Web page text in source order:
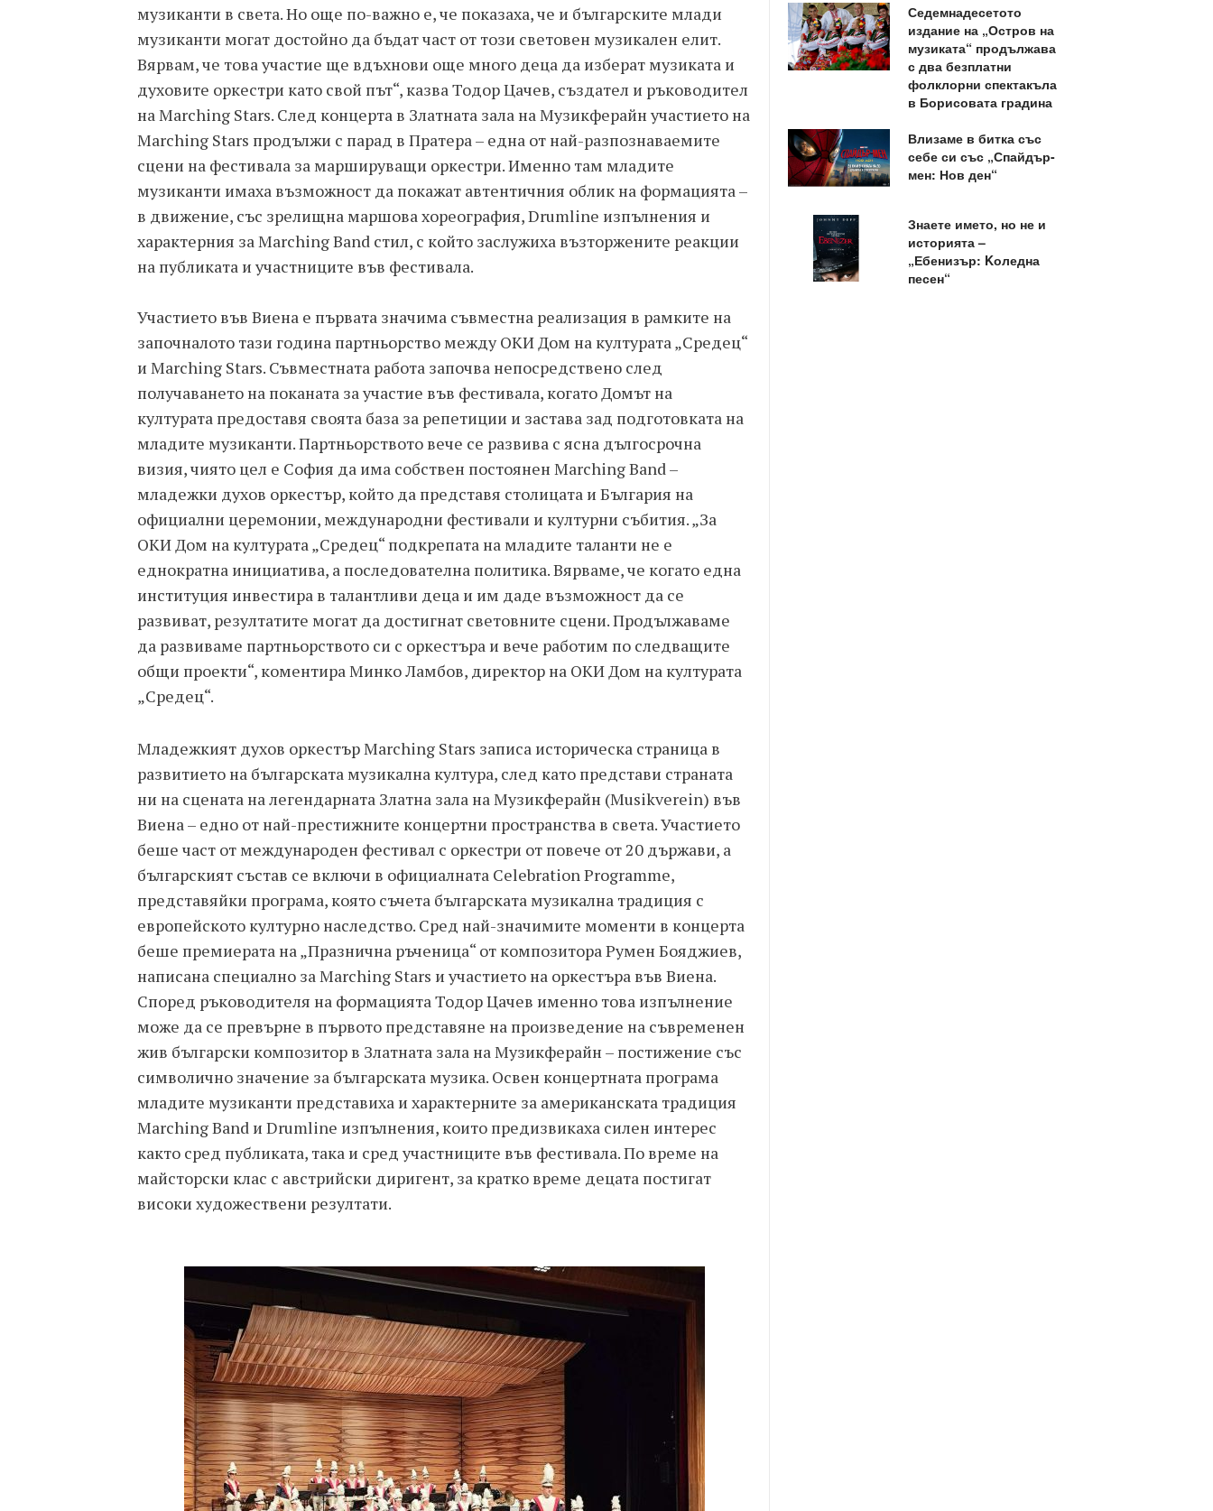
музиканти в света. Но още по-важно е, че показаха, че и българските млади
музиканти могат достойно да бъдат част от този световен музикален елит.
Вярвам, че това участие ще вдъхнови още много деца да изберат музиката и
духовите оркестри като свой път“, казва Тодор Цачев, създател и ръководител
на Marching Stars. След концерта в Златната зала на Музикферайн участието на
Marching Stars продължи с парад в Пратера – една от най-разпознаваемите
сцени на фестивала за маршируващи оркестри. Именно там младите
музиканти имаха възможност да покажат автентичния облик на формацията –
в движение, със зрелищна маршова хореография, Drumline изпълнения и
характерния за Marching Band стил, с който заслужиха възторжените реакции
на публиката и участниците във фестивала.
Участието във Виена е първата значима съвместна реализация в рамките на
започналото тази година партньорство между ОКИ Дом на културата „Средец“
и Marching Stars. Съвместната работа започва непосредствено след
получаването на поканата за участие във фестивала, когато Домът на
културата предоставя своята база за репетиции и застава зад подготовката на
младите музиканти. Партньорството вече се развива с ясна дългосрочна
визия, чиято цел е София да има собствен постоянен Marching Band –
младежки духов оркестър, който да представя столицата и България на
официални церемонии, международни фестивали и културни събития. „За
ОКИ Дом на културата „Средец“ подкрепата на младите таланти не е
еднократна инициатива, а последователна политика. Вярваме, че когато една
институция инвестира в талантливи деца и им даде възможност да се
развиват, резултатите могат да достигнат световните сцени. Продължаваме
да развиваме партньорството си с оркестъра и вече работим по следващите
общи проекти“, коментира Минко Ламбов, директор на ОКИ Дом на културата
„Средец“.
Младежкият духов оркестър Marching Stars записа историческа страница в
развитието на българската музикална култура, след като представи страната
ни на сцената на легендарната Златна зала на Музикферайн (Musikverein) във
Виена – едно от най-престижните концертни пространства в света. Участието
беше част от международен фестивал с оркестри от повече от 20 държави, а
българският състав се включи в официалната Celebration Programme,
представяйки програма, която съчета българската музикална традиция с
европейското културно наследство. Сред най-значимите моменти в концерта
беше премиерата на „Празнична ръченица“ от композитора Румен Бояджиев,
написана специално за Marching Stars и участието на оркестъра във Виена.
Според ръководителя на формацията Тодор Цачев именно това изпълнение
може да се превърне в първото представяне на произведение на съвременен
жив български композитор в Златната зала на Музикферайн – постижение със
символично значение за българската музика. Освен концертната програма
младите музиканти представиха и характерните за американската традиция
Marching Band и Drumline изпълнения, които предизвикаха силен интерес
както сред публиката, така и сред участниците във фестивала. По време на
майсторски клас с австрийски диригент, за кратко време децата постигат
високи художествени резултати.
Седемнадесетото
издание на „Остров на
музиката“ продължава
с два безплатни
фолклорни спектакъла
в Борисовата градина
Влизаме в битка със
себе си със „Спайдър-
мен: Нов ден“
Знаете името, но не и
историята –
„Ебенизър: Kоледна
песен“